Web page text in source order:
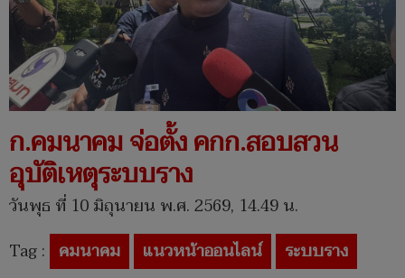
ก.คมนาคม จ่อตั้ง คกก.สอบสวน
อุบัติเหตุระบบราง
วันพุธ ที่ 10 มิถุนายน พ.ศ. 2569, 14.49 น.
Tag : คมนาคม แนวหน้าออนไลน์ ระบบราง